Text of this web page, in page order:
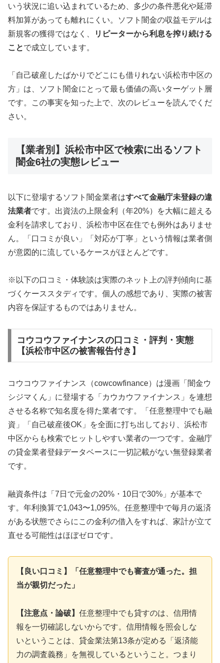
いう状況に追い込まれているため、多少の条件悪化や延滞
料加算があっても離れにくい。ソフト闇金の収益モデルは
新規客の獲得ではなく、
リピーターから利息を搾り続ける
ことで成立しています。
「自己破産したばかりでどこにも借りれない浜松市中区の
方」は、ソフト闇金にとって最も価値の高いターゲット層
です。この事実を知った上で、次のレビューを読んでくだ
さい。
【業者別】浜松市中区で検索に出るソフト
闇金6社の実態レビュー
以下に登場するソフト闇金業者はすべて金融庁未登録の違
法業者です。出資法の上限金利（年20%）を大幅に超える
金利を請求しており、浜松市中区在住でも例外はありませ
ん。「口コミが良い」「対応が丁寧」という情報は業者側
が意図的に流しているケースがほとんどです。
※以下の口コミ・体験談は実際のネット上の評判傾向に基
づくケーススタディです。個人の感想であり、実際の被害
内容を保証するものではありません。
コウコウファイナンスの口コミ・評判・実態
【浜松市中区の被害報告付き】
コウコウファイナンス（cowcowfinance）は漫画「闇金ウ
シジマくん」に登場する「カウカウファイナンス」を連想
させる名称で知名度を得た業者です。「任意整理中でも融
資」「自己破産後OK」を全面に打ち出しており、浜松市
中区からも検索でヒットしやすい業者の一つです。金融庁
の貸金業者登録データベースに一切記載がない無登録業者
です。
融資条件は「7日で元金の20%・10日で30%」が基本で
す。年利換算で1,043〜1,095%。任意整理中で毎月の返済
がある状態でさらにこの金利の借入をすれば、家計が立て
直せる可能性はほぼゼロです。
【良い口コミ】「任意整理中でも審査が通った。担
当が親切だった」
【注意点・論破】 任意整理中でも貸すのは、信用情
報を一切確認しないからです。信用情報を照会しな
いということは、貸金業法第13条が定める「返済能
力の調査義務」を無視しているということ。つまり